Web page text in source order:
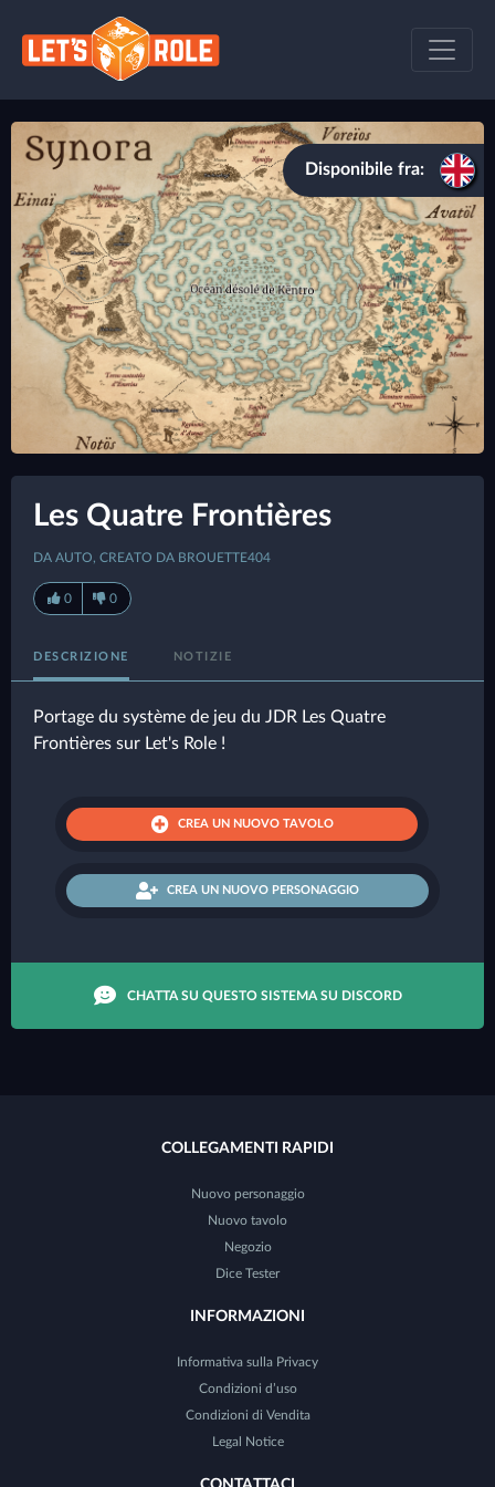
Disponibile fra:
Les Quatre Frontières
DA AUTO, CREATO DA BROUETTE404
0 0
DESCRIZIONE NOTIZIE
Portage du système de jeu du JDR Les Quatre
Frontières sur Let's Role !
CREA UN NUOVO TAVOLO
CREA UN NUOVO PERSONAGGIO
CHATTA SU QUESTO SISTEMA SU DISCORD
COLLEGAMENTI RAPIDI
Nuovo personaggio
Nuovo tavolo
Negozio
Dice Tester
INFORMAZIONI
Informativa sulla Privacy
Condizioni d’uso
Condizioni di Vendita
Legal Notice